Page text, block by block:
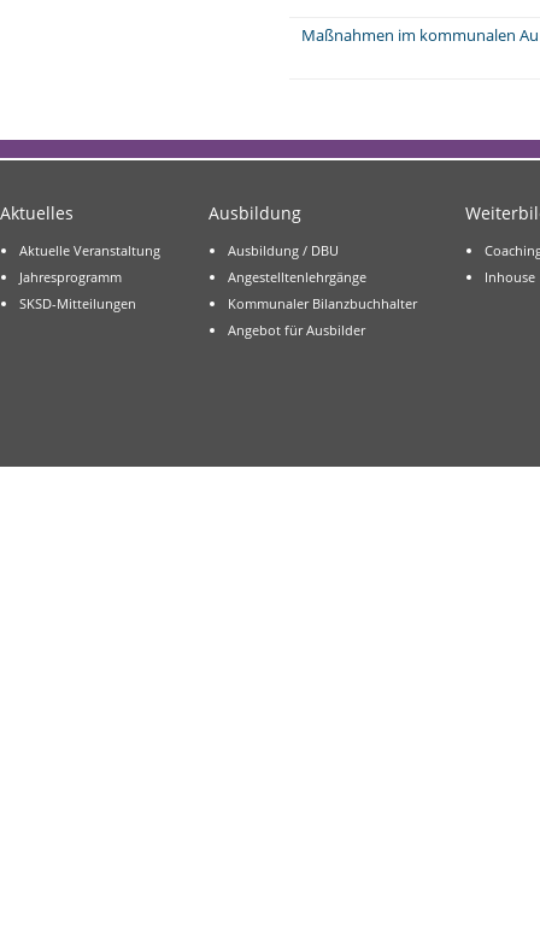
Maßnahmen im kommunalen
Aktuelles
Aktuelle Veranstaltung
Jahresprogramm
SKSD-Mitteilungen
Ausbildung
Ausbildung / DBU
Angestelltenlehrgänge
Kommunaler Bilanzbuchhalter
Angebot für Ausbilder
Inhouse